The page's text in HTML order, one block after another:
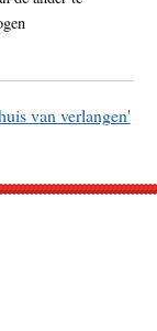
van verlangen'